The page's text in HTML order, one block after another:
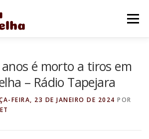
Menu
anos é morto a tiros em
– Rádio Tapejara
FEIRA, 23 DE JANEIRO DE 2024 POR